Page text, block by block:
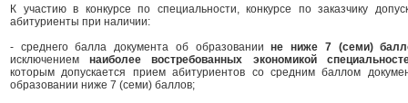
К участию в конкурсе по специальности, конкурсе по заказчику
абитуриенты при наличии:
- среднего балла документа об образованиине ниже 7 (семи)
исключениемнаиболее востребованных экономикой
которым допускается прием абитуриентов со средним баллом
образовании ниже 7 (семи) баллов;